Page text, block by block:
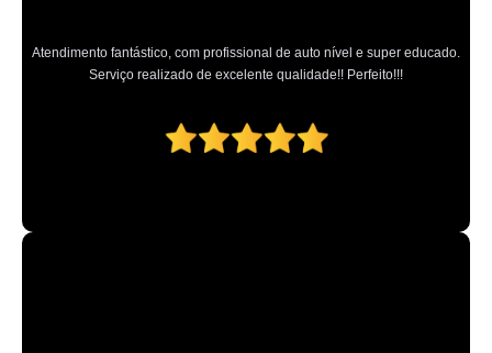
Atendimento fantástico, com profissional de auto nível e super educado.
Serviço realizado de excelente qualidade!! Perfeito!!!